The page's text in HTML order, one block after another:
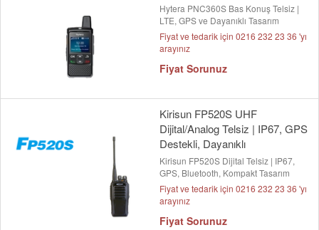
Hytera PNC360S Bas Konuş Telsiz |
LTE, GPS ve Dayanıklı Tasarım
Fiyat ve tedarik için 0216 232 23 36 'yı
arayınız
Fiyat Sorunuz
Kirisun FP520S UHF
Dijital/Analog Telsiz | IP67, GPS
Destekli, Dayanıklı
Kirisun FP520S Dijital Telsiz | IP67,
GPS, Bluetooth, Kompakt Tasarım
Fiyat ve tedarik için 0216 232 23 36 'yı
arayınız
Fiyat Sorunuz